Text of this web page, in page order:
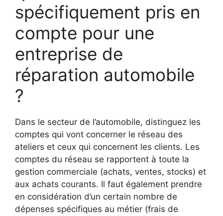
spécifiquement pris en
compte pour une
entreprise de
réparation automobile
?
Dans le secteur de l’automobile, distinguez les
comptes qui vont concerner le réseau des
ateliers et ceux qui concernent les clients. Les
comptes du réseau se rapportent à toute la
gestion commerciale (achats, ventes, stocks) et
aux achats courants. Il faut également prendre
en considération d’un certain nombre de
dépenses spécifiques au métier (frais de